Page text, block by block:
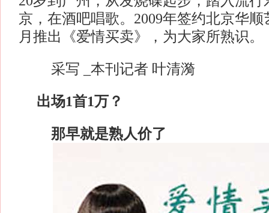
京，在酒吧唱歌。2009年签约北京华顺
月推出《爱情买卖》，为大家所熟识
采写 _本刊记者 叶清漪
出场1首1万？
那早就是熟人价了